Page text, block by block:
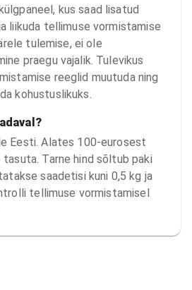
kus saad lisatud
liikuda tellimuse vormistamise
tulemise, ei ole
praegu vajalik. Tulevikus
reeglid muutuda ning
kohustuslikuks.
Eesti. Alates 100-eurosest
Tarne hind sõltub paki
saadetisi kuni 0,5 kg ja
tellimuse vormistamisel